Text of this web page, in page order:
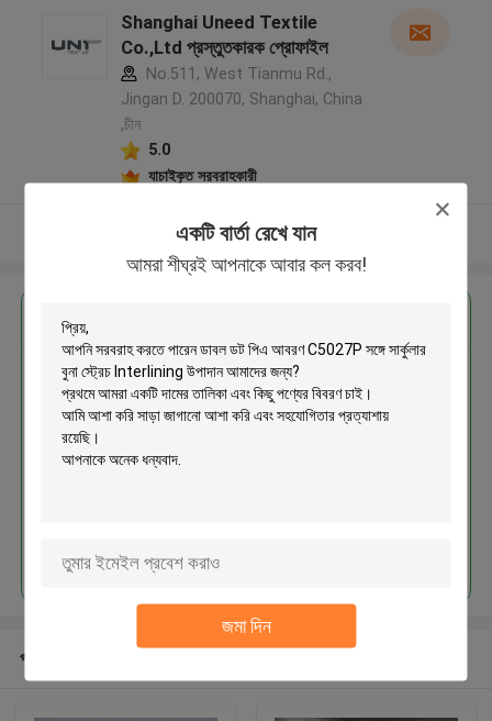
একটি বার্তা রেখে যান
আমরা শীঘ্রই আপনাকে আবার কল করব!
জমা দিন
Shanghai Uneed Textile
Co.,Ltd প্রস্তুতকারক প্রোফাইল
No.511, West Tianmu Rd.,
Jingan D. 200070, Shanghai, China
,চীন
5.0
যাচাইকৃত সরবরাহকারী
আরো দেখুন
ডাবল ডট পিএ আবরণ C5027P সঙ্গে সার্কুলার
বুনা স্ট্রেচ Interlining উপাদান
প্রস্তাবিত পণ্য